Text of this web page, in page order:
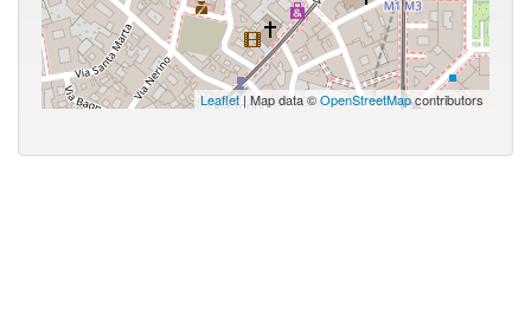
Leaflet| Map data ©OpenStreetMapcontributors